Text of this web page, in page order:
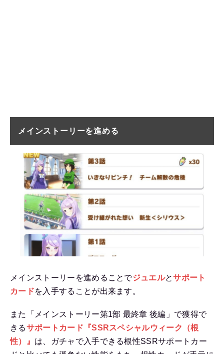
メインストーリーを進める
メインストーリーを進めることでジュエルとサポート
カードを入手することが出来ます。
また「メインストーリー第1部 最終章 後編」で獲得で
きるサポートカード『SSRスペシャルウィーク（根
性）』 は、ガチャで入手できる根性SSRサポートカー